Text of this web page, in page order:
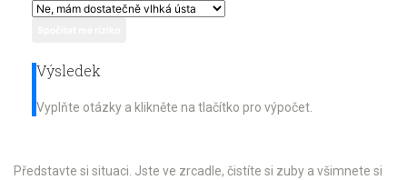
Výsledek
Vyplňte otázky a klikněte na tlačítko pro výpočet.
Představte si situaci. Jste ve zrcadle, čistíte si zuby a všimnete si